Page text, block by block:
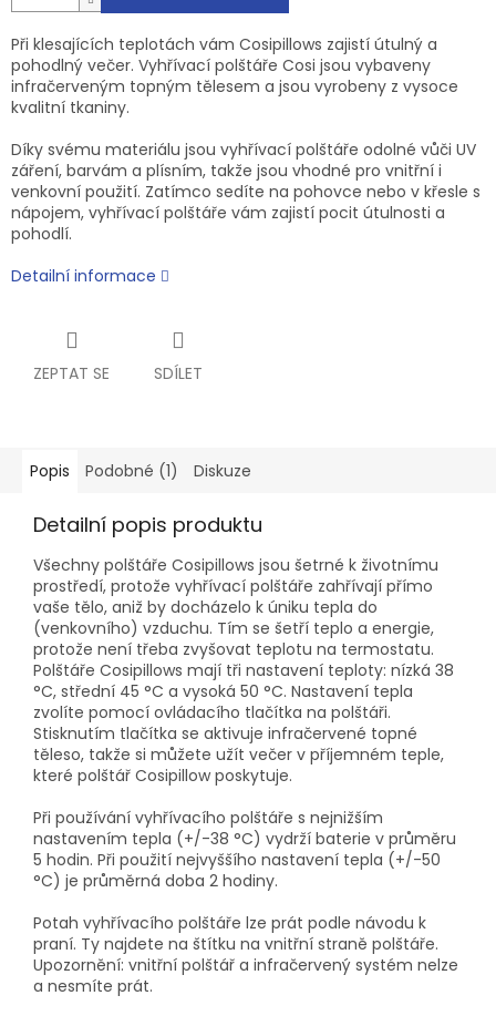
Při klesajících teplotách vám Cosipillows zajistí útulný a
pohodlný večer. Vyhřívací polštáře Cosi jsou vybaveny
infračerveným topným tělesem a jsou vyrobeny z vysoce
kvalitní tkaniny.
Díky svému materiálu jsou vyhřívací polštáře odolné vůči UV
záření, barvám a plísním, takže jsou vhodné pro vnitřní i
venkovní použití. Zatímco sedíte na pohovce nebo v křesle s
nápojem, vyhřívací polštáře vám zajistí pocit útulnosti a
pohodlí.
Detailní informace
ZEPTAT SE SDÍLET
Popis Podobné (1) Diskuze
Detailní popis produktu
Všechny polštáře Cosipillows jsou šetrné k životnímu
prostředí, protože vyhřívací polštáře zahřívají přímo
vaše tělo, aniž by docházelo k úniku tepla do
(venkovního) vzduchu. Tím se šetří teplo a energie,
protože není třeba zvyšovat teplotu na termostatu.
Polštáře Cosipillows mají tři nastavení teploty: nízká 38
°C, střední 45 °C a vysoká 50 °C. Nastavení tepla
zvolíte pomocí ovládacího tlačítka na polštáři.
Stisknutím tlačítka se aktivuje infračervené topné
těleso, takže si můžete užít večer v příjemném teple,
které polštář Cosipillow poskytuje.
Při používání vyhřívacího polštáře s nejnižším
nastavením tepla (+/-38 °C) vydrží baterie v průměru
5 hodin. Při použití nejvyššího nastavení tepla (+/-50
°C) je průměrná doba 2 hodiny.
Potah vyhřívacího polštáře lze prát podle návodu k
praní. Ty najdete na štítku na vnitřní straně polštáře.
Upozornění: vnitřní polštář a infračervený systém nelze
a nesmíte prát.